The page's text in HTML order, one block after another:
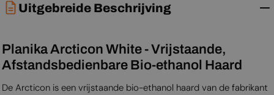
Uitgebreide Beschrijving
Planika Arcticon White - Vrijstaande,
Afstandsbedienbare Bio-ethanol Haard
De Arcticon is een vrijstaande bio-ethanol haard van de fabrikant